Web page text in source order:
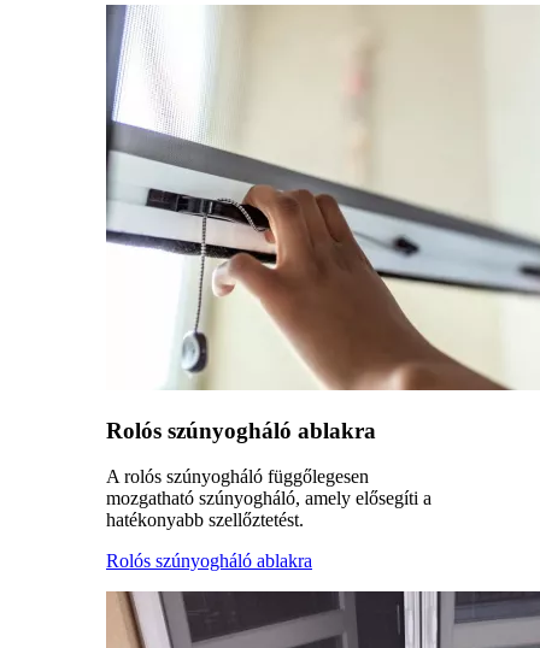
Rolós szúnyogháló ablakra
A rolós szúnyogháló függőlegesen
mozgatható szúnyogháló, amely elősegíti a
hatékonyabb szellőztetést.
Rolós szúnyogháló ablakra